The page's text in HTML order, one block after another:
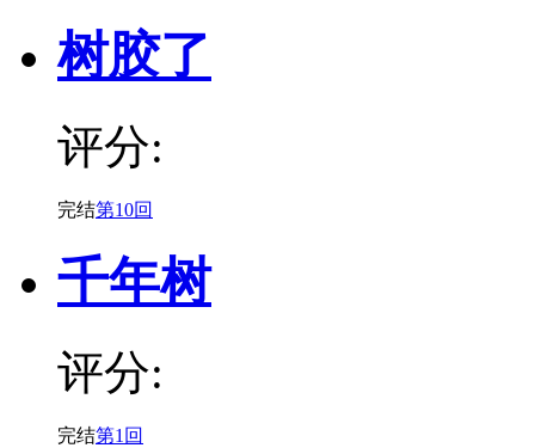
树胶了
评分:
完结第10回
千年树
评分:
完结第1回